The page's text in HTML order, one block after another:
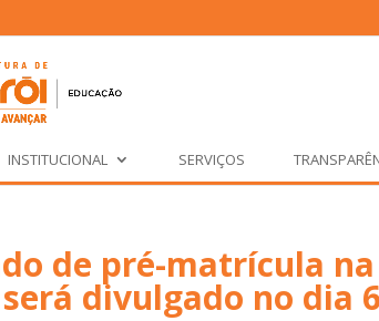
INSTITUCIONAL SERVIÇOS
de pré-matrícula
divulgado no dia